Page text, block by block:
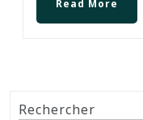
Read More
Rechercher